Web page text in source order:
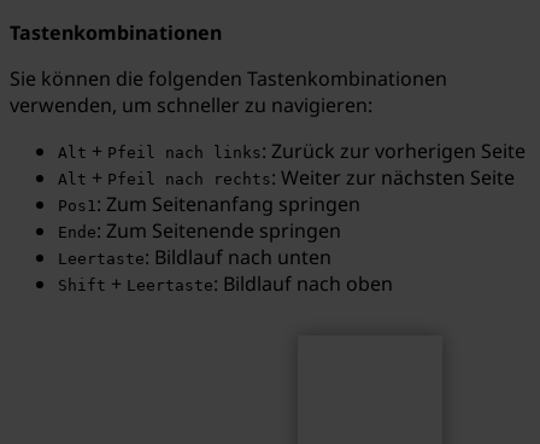
Tastenkombinationen
Sie können die folgenden Tastenkombinationen
verwenden, um schneller zu navigieren:
Alt + Pfeil nach links: Zurück zur vorherigen Seite
Alt + Pfeil nach rechts: Weiter zur nächsten Seite
Pos1: Zum Seitenanfang springen
Ende: Zum Seitenende springen
Leertaste: Bildlauf nach unten
Shift + Leertaste: Bildlauf nach oben
Suchbegriff...